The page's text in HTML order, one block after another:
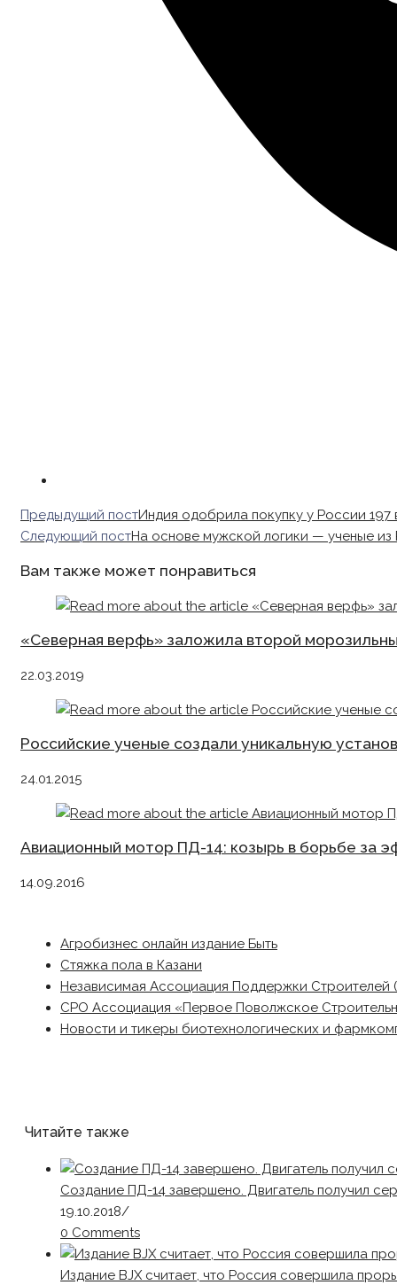
Read
more
Предыдущий постИндия одобрила покупку у России
Следующий постНа основе мужской логики — ученые из
Вам также может понравиться
«Северная верфь» заложила второй
22.03.2019
Российские ученые создали уникальную
24.01.2015
Авиационный мотор ПД-14: козырь в борьбе за
14.09.2016
Агробизнес онлайн издание Быть
Стяжка пола в Казани
Независимая Ассоциация Поддержки Строителей
СРО Ассоциация «Первое Поволжское
Новости и тикеры биотехнологических и
Читайте также
Создание ПД-14 завершено. Двигатель получил
19.10.2018/
0 Comments
Издание BJX считает, что Россия совершила